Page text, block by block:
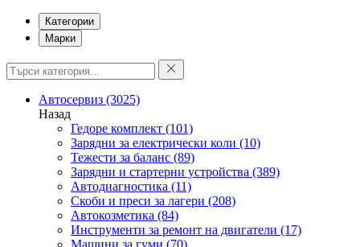
Категории
Марки
Автосервиз (3025)
Назад
Гедоре комплект (101)
Зарядни за електрически коли (10)
Тежести за баланс (89)
Зарядни и стартерни устройства (389)
Автодиагностика (11)
Скоби и преси за лагери (208)
Автокозметика (84)
Инструменти за ремонт на двигатели (17)
Машини за гуми (70)